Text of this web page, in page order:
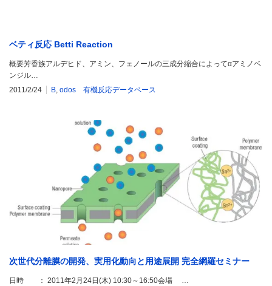
ベティ反応 Betti Reaction
概要芳香族アルデヒド、アミン、フェノールの三成分縮合によってαアミノベ
ンジル…
2011/2/24
B, odos 有機反応データベース
次世代分離膜の開発、実用化動向と用途展開 完全網羅セミナー
日時 ： 2011年2月24日(木) 10:30～16:50会場 …